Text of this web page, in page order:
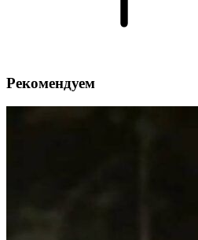
Рекомендуем